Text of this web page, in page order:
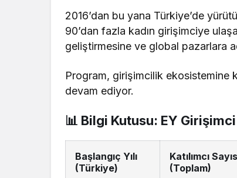
2016’dan bu yana Türkiye’de
90’dan fazla kadın girişimciye
geliştirmesine ve global pazarlara
Program, girişimcilik ekosistemine
devam ediyor.
📊 Bilgi Kutusu: EY
Başlangıç Yılı
(Türkiye)
Katılımcı
(Toplam)